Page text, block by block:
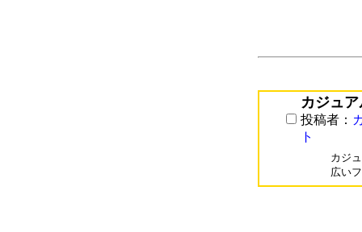
カジュ
投稿者：
ト
カジ
広い